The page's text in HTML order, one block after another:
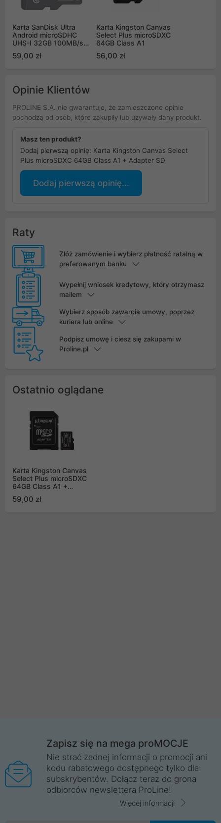
Karta SanDisk Ultra
Android microSDHC
UHS-I 32GB 100MB/s
Class 10
59,00 zł
Karta Kingston Canvas
Select Plus microSDXC
64GB Class A1
56,00 zł
Opinie Klientów
PROLINE S.A. nie gwarantuje, że zamieszczone opinie
pochodzą od osób, które zakupiły lub używały dany produkt.
Masz ten produkt?
Dodaj pierwszą opinię: Karta Kingston Canvas Select
Plus microSDXC 64GB Class A1 + Adapter SD
Dodaj pierwszą opinię...
Raty
Złóż zamówienie i wybierz płatność ratalną w
preferowanym banku
Wypełnij wniosek kredytowy, który otrzymasz
mailem
Wybierz sposób zawarcia umowy, poprzez
kuriera lub online
Podpisz umowę i ciesz się zakupami w
Proline.pl
Ostatnio oglądane
Karta Kingston Canvas
Select Plus microSDXC
64GB Class A1 +
59,00 zł
Zapisz się na mega proMOCJE
Nie strać żadnej informacji o promocji ani
kodu rabatowego dostępnego tylko dla
subskrybentów. Dołącz teraz do grona
odbiorców newslettera ProLine!
Więcej informacji